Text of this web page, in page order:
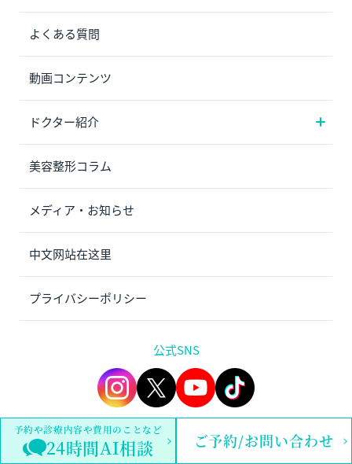
予約や診療内容や費用のことなど
24時間AI相談 ご予約/お問い合わせ
よくある質問
動画コンテンツ
ドクター紹介
美容整形コラム
メディア・お知らせ
中文网站在这里
プライバシーポリシー
公式SNS
WOMクリニック銀座は最小ダウンタイムで最大の効果を実現する東京・銀座
の美容外科クリニックです。